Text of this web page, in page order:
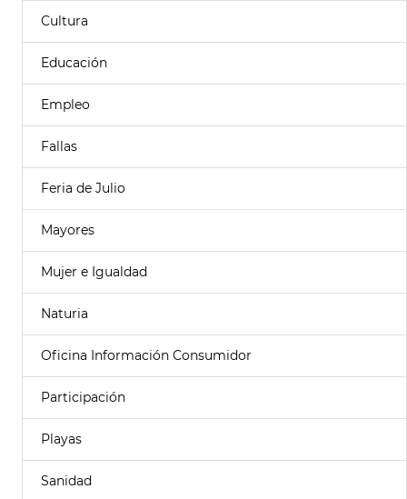
Cultura
Educación
Empleo
Fallas
Feria de Julio
Mayores
Mujer e Igualdad
Naturia
Oficina Información Consumidor
Participación
Playas
Sanidad